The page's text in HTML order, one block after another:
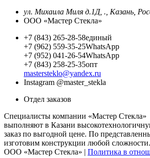
ул. Михаила Миля д.1Д, ., Казань,
ООО «Мастер Стекла»
+7 (843) 265-28-58единый
+7 (962) 559-35-25WhatsApp
+7 (952) 041-26-54WhatsApp
+7 (843) 258-25-35опт
mastersteklo@yandex.ru
Instagram @master_stekla
Отдел заказов
Специалисты компании «Мастер Стекла»
выполняют в Казани
заказ по выгодной цене. По
изготовим конструкции любой сложности.
ООО «Мастер Стекла» | Политика в